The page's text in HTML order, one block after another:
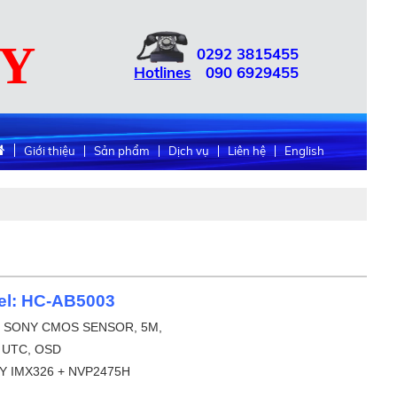
Hotlines
02923815455
090 6929455
Giới thiệu Sản phẩm Dịch vụ Liên hệ English
HC-AB5003
CMOS SENSOR, 5M,
OSD
IMX326 + NVP2475H